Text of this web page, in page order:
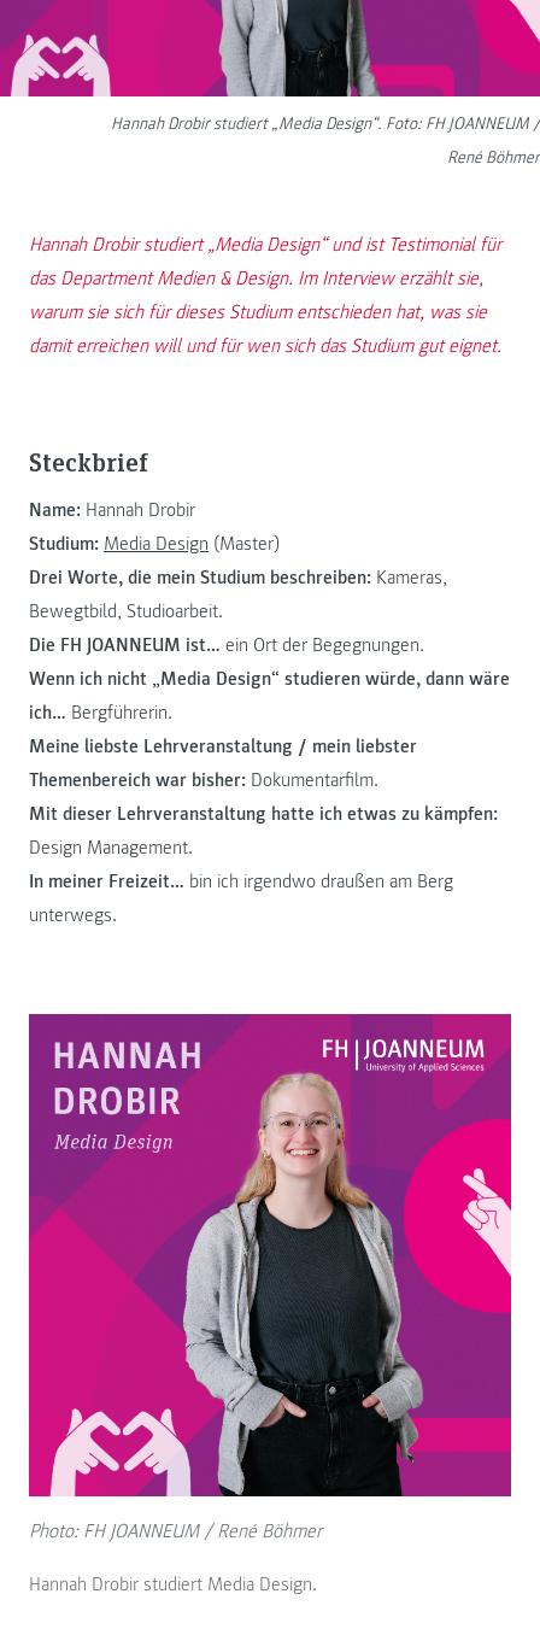
Hannah Drobir studiert „Media Design“. Foto: FH JOANNEUM /
René Böhmer
Hannah Drobir studiert „Media Design“ und ist Testimonial für
das Department Medien & Design. Im Interview erzählt sie,
warum sie sich für dieses Studium entschieden hat, was sie
damit erreichen will und für wen sich das Studium gut eignet.
Steckbrief
Name: Hannah Drobir
Studium: Media Design (Master)
Drei Worte, die mein Studium beschreiben: Kameras,
Bewegtbild, Studioarbeit.
Die FH JOANNEUM ist… ein Ort der Begegnungen.
Wenn ich nicht „Media Design“ studieren würde, dann wäre
ich… Bergführerin.
Meine liebste Lehrveranstaltung / mein liebster
Themenbereich war bisher: Dokumentarfilm.
Mit dieser Lehrveranstaltung hatte ich etwas zu kämpfen:
Design Management.
In meiner Freizeit… bin ich irgendwo draußen am Berg
unterwegs.
Photo: FH JOANNEUM / René Böhmer
Hannah Drobir studiert Media Design.